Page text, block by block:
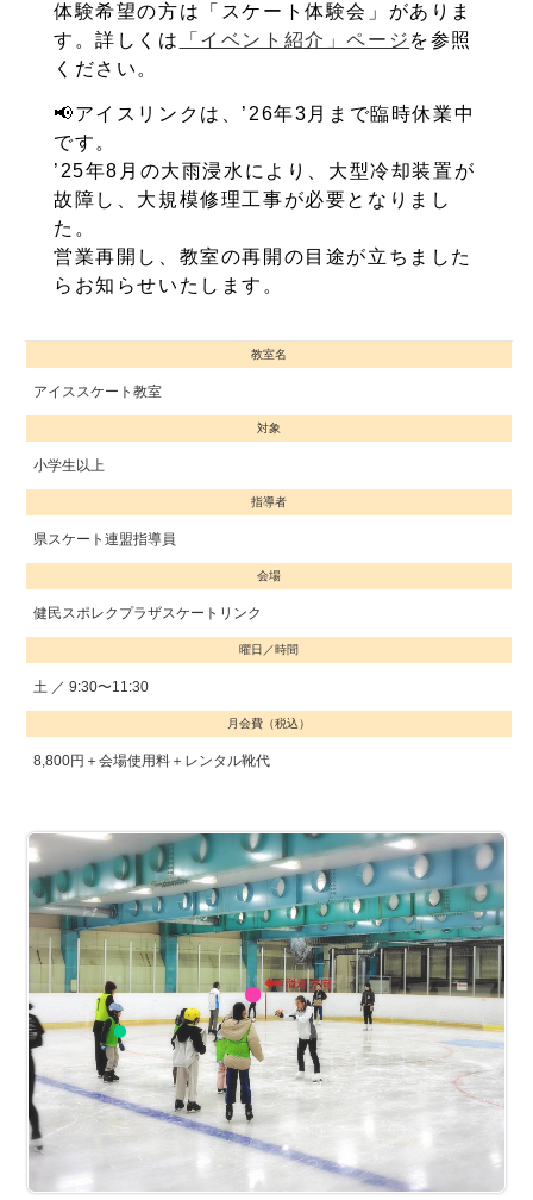
体験希望の方は「スケート体験会」がありま
す。詳しくは
「イベント紹介」ページ を参照
ください。
📢アイスリンクは、’26年3月まで臨時休業中
です。
’25年8月の大雨浸水により、大型冷却装置が
故障し、大規模修理工事が必要となりまし
た。
営業再開し、教室の再開の目途が立ちました
らお知らせいたします。
教室名
アイススケート教室
対象
小学生以上
指導者
県スケート連盟指導員
会場
健民スポレクプラザスケートリンク
曜日／時間
土 ／ 9:30〜11:30
月会費（税込）
8,800円＋会場使用料＋レンタル靴代